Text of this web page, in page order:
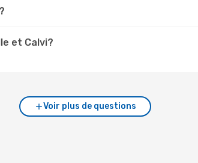
et Calvi?
Voir plus de questions